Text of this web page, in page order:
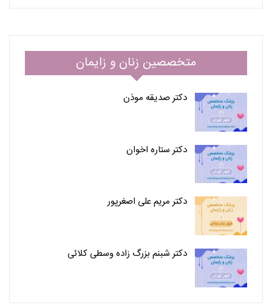
متخصصین زنان و زایمان
دکتر صدیقه موذن
دکتر ستاره اخوان
دکتر مریم علی اصغرپور
دکتر شبنم بزرگ زاده وسطی کلائی